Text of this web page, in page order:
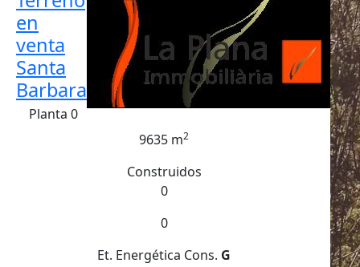
en
venta
Santa
Barbara
Planta 0
9635 m2
Construidos
0
0
Et. Energética Cons. G